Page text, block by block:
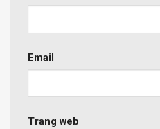
Email
Trang web